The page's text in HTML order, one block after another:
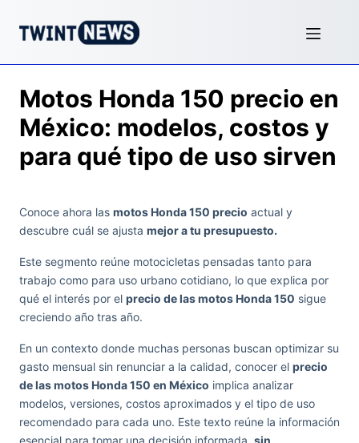
Motos Honda 150 precio en
México: modelos, costos y
para qué tipo de uso sirven
Conoce ahora las motos Honda 150 precio actual y
descubre cuál se ajusta mejor a tu presupuesto.
Este segmento reúne motocicletas pensadas tanto para
trabajo como para uso urbano cotidiano, lo que explica por
qué el interés por el precio de las motos Honda 150 sigue
creciendo año tras año.
En un contexto donde muchas personas buscan optimizar su
gasto mensual sin renunciar a la calidad, conocer el precio
de las motos Honda 150 en México implica analizar
modelos, versiones, costos aproximados y el tipo de uso
recomendado para cada uno. Este texto reúne la información
esencial para tomar una decisión informada, sin